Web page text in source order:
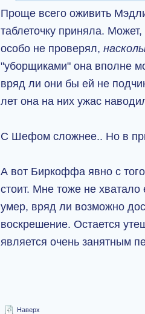
Проще всего оживить
таблеточку приняла.
особо не проверял,
"уборщиками" она вполне
вряд ли они бы ей не
лет она на них ужас
С Шефом сложнее.. Но в
А вот Биркоффа явно с
стоит. Мне тоже не хватало
умер, вряд ли возможно
воскрешение. Остается
является очень занятным
Наверх